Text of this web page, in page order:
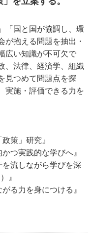
「国と国が協調し、環
が抱える問題を抽出・
広い知識が不可欠で
、法律、経済学、組織
見つめて問題点を探
実施・評価できる力を
策」研究』
つ実践的な学びへ』
流しながら学びを深
』
る力を身につける』